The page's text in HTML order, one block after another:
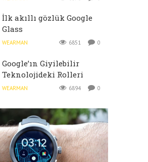
İlk akıllı gözlük Google
Glass
WEARMAN 6851 0
Google’ın Giyilebilir
Teknolojideki Rolleri
WEARMAN 6894 0